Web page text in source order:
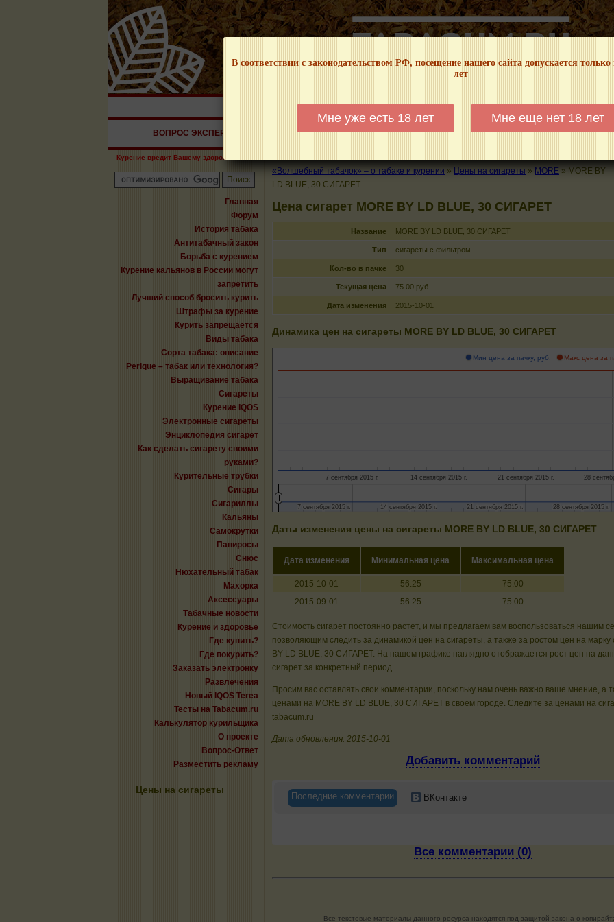
В соответствии с законодательством РФ, посещение нашего сайта допускается
лет
Мне уже есть 18 лет Мне еще нет 18 лет
НАШ ПОРТАЛ – ИНФОРМАЦИОННЫЙ! МЫ НЕ ЗАНИМАЕМСЯ ПРОДАЖЕЙ И РЕКЛАМОЙ
ВОПРОС ЭКСПЕРТУ КАЛЬЯНЫ ТРУБКИ ГДЕ КУПИТЬ ГДЕ ПОКУРИТЬ КУРЕНИЕ И
Курение вредит Вашему здоровью!
Главная
Форум
История табака
Антитабачный закон
Борьба с курением
Курение кальянов в России могут
запретить
Лучший способ бросить курить
Штрафы за курение
Курить запрещается
Виды табака
Сорта табака: описание
Perique – табак или технология?
Выращивание табака
Сигареты
Курение IQOS
Электронные сигареты
Энциклопедия сигарет
Как сделать сигарету своими
руками?
Курительные трубки
Сигары
Сигариллы
Кальяны
Самокрутки
Папиросы
Снюс
Нюхательный табак
Махорка
Аксессуары
Табачные новости
Курение и здоровье
Где купить?
Где покурить?
Заказать электронку
Развлечения
Новый IQOS Terea
Тесты на Tabacum.ru
Калькулятор курильщика
О проекте
Вопрос-Ответ
Разместить рекламу
Цены на сигареты
«Волшебный табачок» – о табаке и курении » Цены на сигареты » MORE » MORE BY
LD BLUE, 30 СИГАРЕТ
Цена сигарет MORE BY LD BLUE, 30 СИГАРЕТ
Название MORE BY LD BLUE, 30 СИГАРЕТ
Тип сигареты с фильтром
Кол-во в пачке 30
Текущая цена 75.00 руб
Дата изменения 2015-10-01
Динамика цен на сигареты MORE BY LD BLUE, 30 СИГАРЕТ
Мин цена за пачку, руб. Макс цена за
7 сентября 2015 г. 14 сентября 2015 г. 21 сентября 2015 г. 28
7 сентября 2015 г.
7 сентября 2015 г. 14 сентября 2015 г.
14 сентября 2015 г. 21 сентября 2015 г.
21 сентября 2015 г. 28 сентября 2015 г.
28 сентября 2015 г.
Даты изменения цены на сигареты MORE BY LD BLUE, 30 СИГАРЕТ
Дата изменения Минимальная цена Максимальная цена
2015-10-01 56.25
75.00
2015-09-01
56.25 75.00
Стоимость сигарет постоянно растет, и мы предлагаем вам воспользоваться нашим
позволяющим следить за динамикой цен на сигареты, а также за ростом цен на марку
BY LD BLUE, 30 СИГАРЕТ. На нашем графике наглядно отображается рост цен на
сигарет за конкретный период.
Просим вас оставлять свои комментарии, поскольку нам очень важно ваше мнение, а
ценами на MORE BY LD BLUE, 30 СИГАРЕТ в своем городе. Следите за ценами на
tabacum.ru
Дата обновления: 2015-10-01
Добавить комментарий
Последние комментарии ВКонтакте
Все комментарии (0)
Все текстовые материалы данного ресурса находятся под защитой закона о